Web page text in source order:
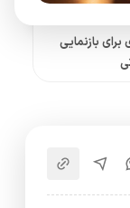
بازنمایی